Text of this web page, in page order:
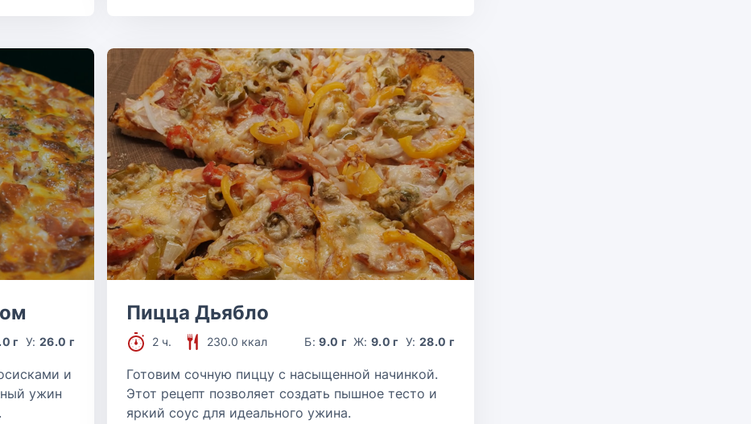
г У: 26.0 г
и
ужин
Пицца Дьябло
2 ч. 230.0 ккал Б:9.0 г Ж:9.0 г У: 28.0 г
Готовим сочную пиццу с насыщенной начинкой.
Этот рецепт позволяет создать пышное тесто и
яркий соус для идеального ужина.